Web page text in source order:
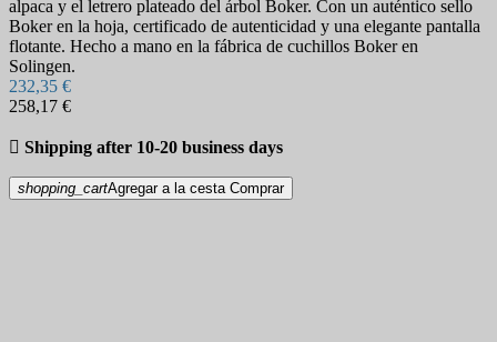
alpaca y el letrero plateado del árbol Boker. Con un auténtico sello
Boker en la hoja, certificado de autenticidad y una elegante pantalla
flotante. Hecho a mano en la fábrica de cuchillos Boker en
Solingen.
232,35 €
258,17 €
 Shipping after 10-20 business days
shopping_cartAgregar a la cesta Comprar